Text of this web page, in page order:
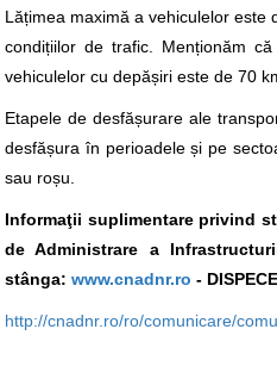
Lățimea maximă a vehiculelor
condițiilor de trafic. Menționăm
vehiculelor cu depășiri este de 70
Etapele de desfășurare ale
desfășura în perioadele și pe
sau roșu.
Informaţii suplimentare privind
de Administrare a
stânga: www.cnadnr.ro -
http://cnadnr.ro/ro/comunicare/